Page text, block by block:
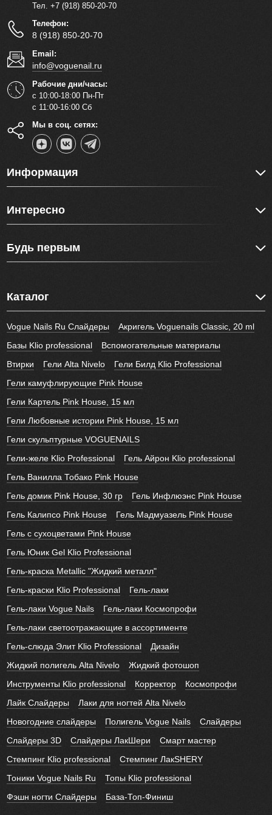
Тел. +7 (918) 850-20-70
Телефон:
8 (918) 850-20-70
Email:
info@voguenail.ru
Рабочие дни/часы:
с 10:00-18:00 Пн-Пт
с 11:00-16:00 Сб
Мы в соц. сетях:
Информация
Интересно
Будь первым
Каталог
Vogue Nails Ru Слайдеры
Акригель Voguenails Classic, 20 ml
Базы Klio professional
Вспомогательные материалы
Втирки
Гели Alta Nivelo
Гели Билд Klio Professional
Гели камуфлирующие Pink House
Гели Картель Pink House, 15 мл
Гели Любовные истории Pink House, 15 мл
Гели скульптурные VOGUENAILS
Гели-желе Klio Professional
Гель Айрон Klio professional
Гель Ванилла Тобако Pink House
Гель домик Pink House, 30 гр
Гель Инфлюэнс Pink House
Гель Калипсо Pink House
Гель Мадмуазель Pink House
Гель с сухоцветами Pink House
Гель Юник Gel Klio Professional
Гель-краска Metallic "Жидкий металл"
Гель-краски Klio Professional
Гель-лаки
Гель-лаки Vogue Nails
Гель-лаки Космопрофи
Гель-лаки светоотражающие в ассортименте
Гель-слюда Элит Klio Professional
Дизайн
Жидкий полигель Alta Nivelo
Жидкий фотошоп
Инструменты Klio professional
Корректор
Космопрофи
Лайк Слайдеры
Лаки для ногтей Alta Nivelo
Новогодние слайдеры
Полигель Vogue Nails
Слайдеры
Слайдеры 3D
Слайдеры ЛакШери
Смарт мастер
Стемпинг Klio professional
Стемпинг ЛакSHERY
Тоники Vogue Nails Ru
Топы Klio professional
Фэшн ногти Слайдеры
База-Топ-Финиш